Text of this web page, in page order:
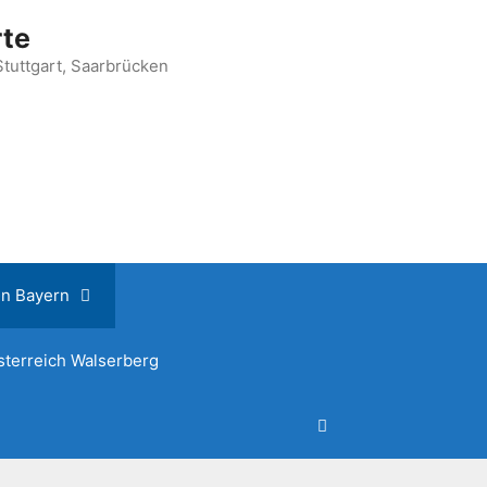
Saarbrücken
Bayern
Walserberg